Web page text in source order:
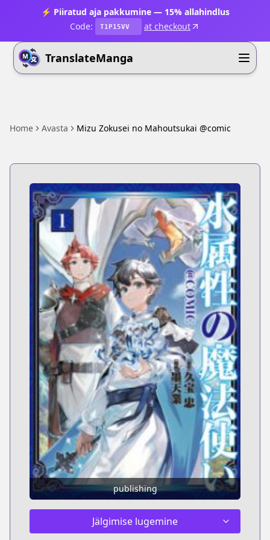
⚡ Piiratud aja pakkumine — 15% allahindlus
Code:
T1P15VV at checkout
TranslateManga
Home Avasta Mizu Zokusei no Mahoutsukai @comic
publishing
Jälgimise lugemine